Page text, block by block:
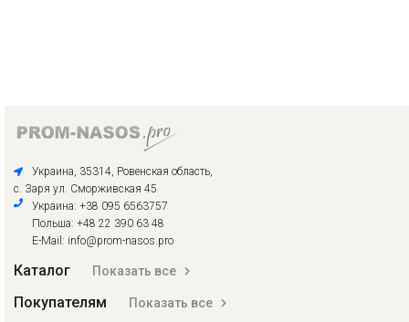
Украина, 35314, Ровенская область,
с. Заря ул. Сморживская 45
Украина: +38 095 6563757
Польша: +48 22 390 63 48
E-Mail: info@prom-nasos.pro
Каталог Показать все
Покупателям Показать все